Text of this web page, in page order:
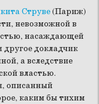
Струве(Париж)
невозможной в
насаждающей
другое докладчик
а вследствие
властью.
описанный
каким бы тихим